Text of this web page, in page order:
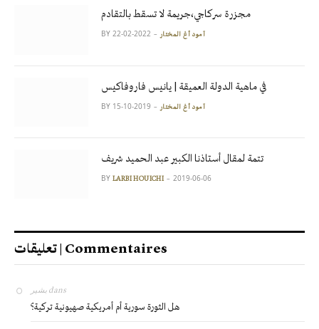
مجزرة سركاجي،جريمة لا تسقط بالتقادم
BY آمود أغ المختار 2022-02-22
في ماهية الدولة العميقة | يانيس فاروفاكيس
BY آمود أغ المختار 2019-10-15
تتمة لمقال أستاذنا الكبير عبد الحميد شريف
BY LARBI HOUICHI 2019-06-06
تعليقات | Commentaires
بشير dans
هل الثورة سورية أم أمريكية صهيونية تركية؟